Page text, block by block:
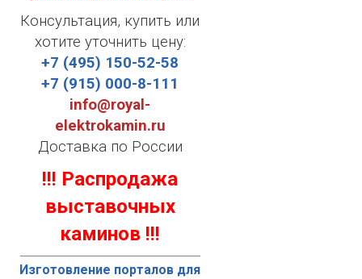
Консультация, купить или
хотите уточнить цену:
+7 (495) 150-52-58
+7 (915) 000-8-111
info@royal-
elektrokamin.ru
Доставка по России
!!! Распродажа
выставочных
каминов !!!
Изготовление порталов для